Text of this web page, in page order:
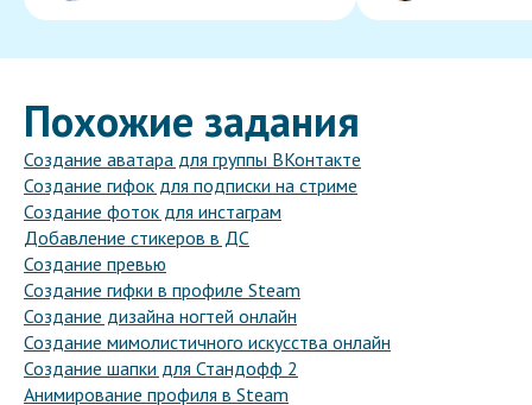
Похожие задания
Создание аватара для группы ВКонтакте
Создание гифок для подписки на стриме
Создание фоток для инстаграм
Добавление стикеров в ДС
Создание превью
Создание гифки в профиле Steam
Создание дизайна ногтей онлайн
Создание мимолистичного искусства онлайн
Создание шапки для Стандофф 2
Анимирование профиля в Steam